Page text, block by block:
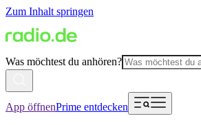
Zum Inhalt springen
Was möchtest du anhören?
App öffnenPrime entdecken